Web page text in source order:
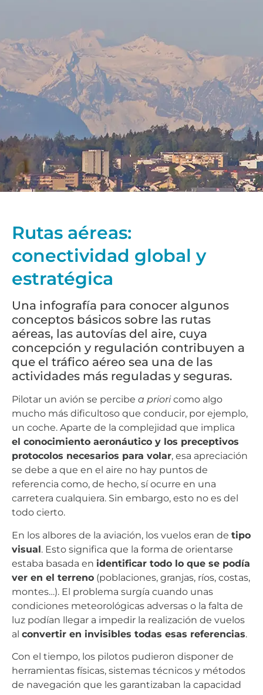
Rutas aéreas:
conectividad global y
estratégica
Una infografía para conocer algunos
conceptos básicos sobre las rutas
aéreas, las autovías del aire, cuya
concepción y regulación contribuyen a
que el tráfico aéreo sea una de las
actividades más reguladas y seguras.
Pilotar un avión se percibe a prioricomo algo
mucho más dificultoso que conducir, por ejemplo,
un coche. Aparte de la complejidad que implica
el conocimiento aeronáutico y los preceptivos
protocolos necesarios para volar, esa apreciación
se debe a que en el aire no hay puntos de
referencia como, de hecho, sí ocurre en una
carretera cualquiera. Sin embargo, esto no es del
todo cierto.
En los albores de la aviación, los vuelos eran de tipo
visual. Esto significa que la forma de orientarse
estaba basada en identificar todo lo que se podía
ver en el terreno (poblaciones, granjas, ríos, costas,
montes…). El problema surgía cuando unas
condiciones meteorológicas adversas o la falta de
luz podían llegar a impedir la realización de vuelos
al convertir en invisibles todas esas referencias.
Con el tiempo, los pilotos pudieron disponer de
herramientas físicas, sistemas técnicos y métodos
de navegación que les garantizaban la capacidad